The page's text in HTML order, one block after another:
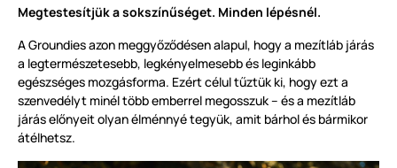
Megtestesítjük a sokszínűséget. Minden lépésnél.
A Groundies azon meggyőződésen alapul, hogy a mezítláb járás
a legtermészetesebb, legkényelmesebb és leginkább
egészséges mozgásforma. Ezért célul tűztük ki, hogy ezt a
szenvedélyt minél több emberrel megosszuk – és a mezítláb
járás előnyeit olyan élménnyé tegyük, amit bárhol és bármikor
átélhetsz.